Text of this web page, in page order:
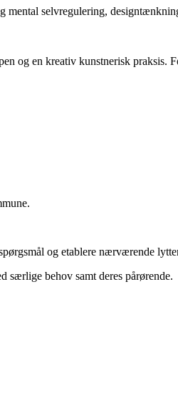
mental selvregulering,
og en kreativ kunstnerisk praksis.
og etablere nærværende
særlige behov samt deres pårørende.